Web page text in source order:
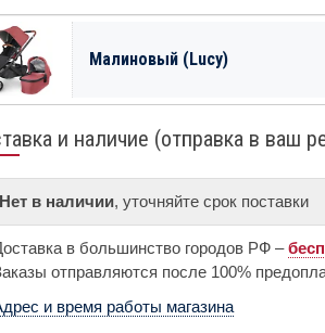
Малиновый (Lucy)
и наличие (отправка в ваш
Нет в наличии, уточняйте срок поставки
в большинство городов РФ –
отправляются после 100%
и время работы магазина